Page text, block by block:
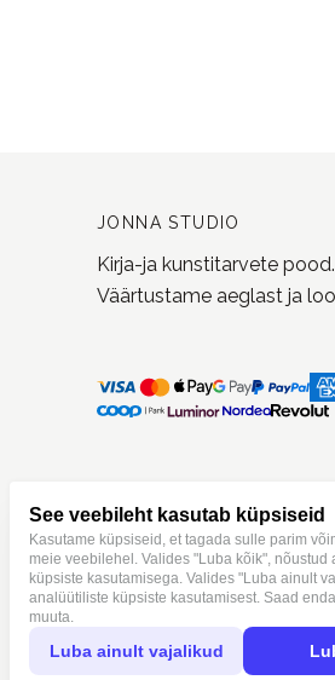
JONNA STUDIO
Kirja-ja kunstitarvete pood.
Väärtustame aeglast ja
See veebileht kasutab küpsiseid
Kasutame küpsiseid, et tagada sulle parim
meie veebilehel. Valides "Luba kõik", nõustud
küpsiste kasutamisega. Valides "Luba ainult
analüütiliste küpsiste kasutamisest. Saad
muuta.
Luba ainult vajalikud